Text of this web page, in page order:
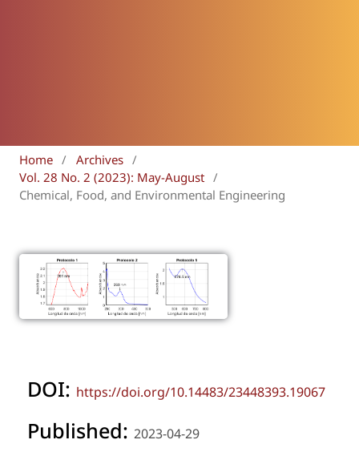
Home / Archives /
Vol. 28 No. 2 (2023): May-August /
Chemical, Food, and Environmental Engineering
DOI: https://doi.org/10.14483/23448393.19067
Published: 2023-04-29